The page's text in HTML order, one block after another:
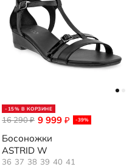
-15% В КОРЗИНЕ
9 999 ₽ -39%
16 290₽
Босоножки
ASTRID W
36 37 38 39 40 41